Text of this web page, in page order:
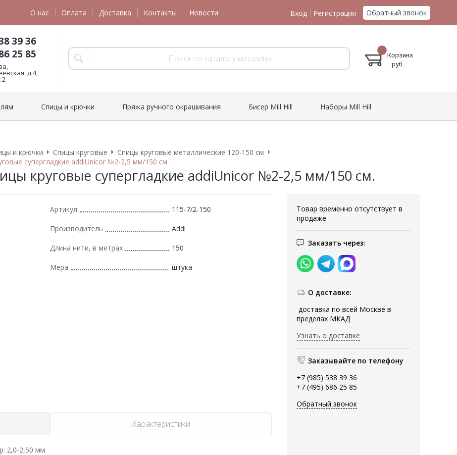
О нас Оплата Доставка Контакты Новости Вход Регистрация Обратный звонок
39 36
25 85
д.4,
2
Корзина
руб.
Спицы и крючки Пряжа ручного окрашивания Биcер Mill Hill Наборы Mill Hill
и крючки Спицы круговые
Спицы круговые металлические 120-150 см
супергладкие addiUnicor №2-2,5 мм/150 см.
круговые супергладкие addiUnicor №2-2,5 мм/150 см.
Товар временно отсутствует в
продаже
Заказать через:
О доставке:
доставка по всей Москве в
пределах МКАД
Узнать о доставке
Заказывайте по телефону
+7 (985) 538 39 36
+7 (495) 686 25 85
Обратный звонок
Артикул 115-7/2-150
Производитель Addi
Длина нити, в метрах 150
Мера штука
Характеристики
2,0-2,50 мм